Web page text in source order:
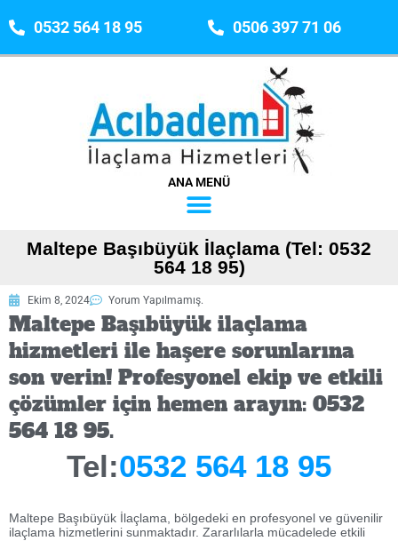
0532 564 18 95 0506 397 71 06
ANA MENÜ
Maltepe Başıbüyük İlaçlama (Tel: 0532
564 18 95)
Ekim 8, 2024 Yorum Yapılmamış.
Maltepe Başıbüyük ilaçlama
hizmetleri ile haşere sorunlarına
son verin! Profesyonel ekip ve etkili
çözümler için hemen arayın: 0532
564 18 95.
Tel:0532 564 18 95
Maltepe Başıbüyük İlaçlama, bölgedeki en profesyonel ve güvenilir
ilaçlama hizmetlerini sunmaktadır. Zararlılarla mücadelede etkili